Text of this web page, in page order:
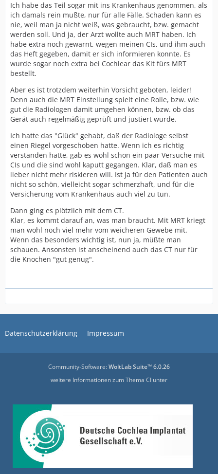
Ich habe das Teil sogar mit ins Krankenhaus genommen, als
ich damals rein mußte, nur für alle Fälle. Schaden kann es
nie, weil man ja nicht weiß, was gebraucht, bzw. gemacht
werden soll. Und ja, der Arzt wollte auch MRT haben. Ich
habe extra noch gewarnt, wegen meinen CIs, und ihm auch
das Heft gegeben, damit er sich informieren konnte. Es
wurde sogar noch extra bei Cochlear das Kit fürs MRT
bestellt.
Aber es ist trotzdem weiterhin Vorsicht geboten, leider!
Denn auch die MRT Einstellung spielt eine Rolle, bzw. wie
gut die Radiologen damit umgehen können, bzw. ob das
Gerät auch regelmäßig geprüft und justiert wurde.
Ich hatte das "Glück" gehabt, daß der Radiologe selbst
einen Riegel vorgeschoben hatte. Wenn ich es richtig
verstanden hatte, gab es wohl schon ein paar Versuche mit
CIs und die sind wohl kaputt gegangen. Klar, daß man es
lieber nicht mehr riskieren will. Ist ja für den Patienten auch
nicht so schön, vielleicht sogar schmerzhaft, und für die
Versicherung vom Krankenhaus auch viel zu tun.
Dann ging es plötzlich mit dem CT.
Klar, es kommt darauf an, was man braucht. Mit MRT kriegt
man wohl noch viel mehr vom weicheren Gewebe mit.
Wenn das besonders wichtig ist, nun ja, müßte man
schauen. Ansonsten ist anscheinend auch das CT nur für
die Knochen "gut genug".
Datenschutzerklärung Impressum
Community-Software:WoltLab Suite™ 6.0.26
weitere Informationen zum Thema CI unter